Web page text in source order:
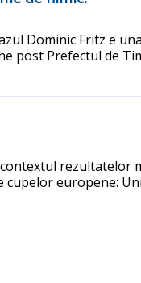
Dominic Fritz e
post Prefectul de
rezultatelor
europene: